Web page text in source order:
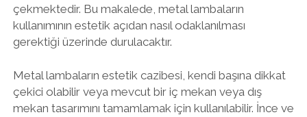
çekmektedir. Bu makalede, metal lambaların
kullanımının estetik açıdan nasıl odaklanılması
gerektiği üzerinde durulacaktır.
Metal lambaların estetik cazibesi, kendi başına dikkat
çekici olabilir veya mevcut bir iç mekan veya dış
mekan tasarımını tamamlamak için kullanılabilir. İnce ve